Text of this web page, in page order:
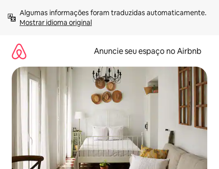
para
Mostrar idioma original
Anuncie seu espaço no Airbnb